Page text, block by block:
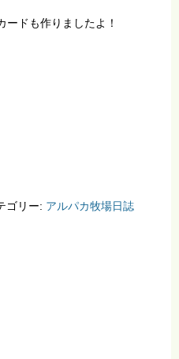
ドも作りましたよ！
ゴリー: アルパカ牧場日誌